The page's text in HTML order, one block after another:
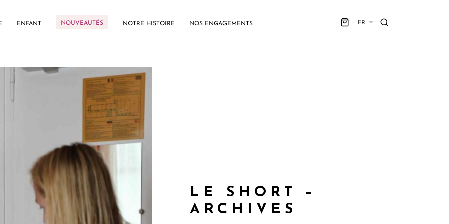
ENFANT NOUVEAUTÉS NOTRE HISTOIRE NOS ENGAGEMENTS FR
LE SHORT –
ARCHIVES